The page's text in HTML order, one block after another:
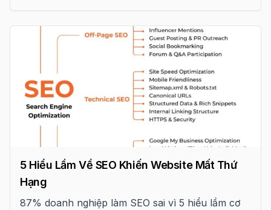
5 Hiểu Lầm Về SEO Khiến Website Mất Thứ
Hạng
87% doanh nghiệp làm SEO sai vì 5 hiểu lầm cơ